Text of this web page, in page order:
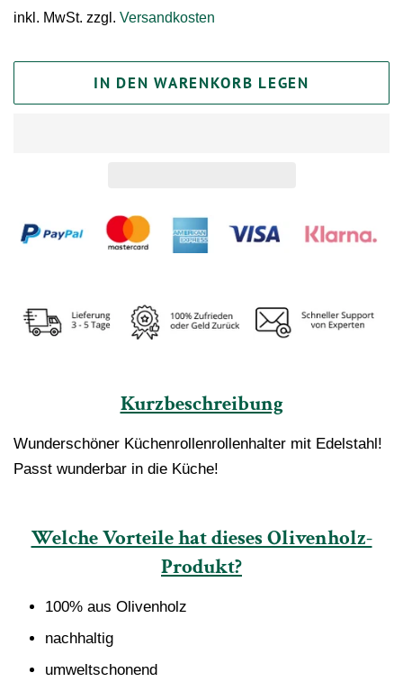
inkl. MwSt. zzgl. Versandkosten
IN DEN WARENKORB LEGEN
Kurzbeschreibung
Wunderschöner Küchenrollenrollenhalter mit Edelstahl!
Passt wunderbar in die Küche!
Welche Vorteile hat dieses Olivenholz-
Produkt?
100% aus Olivenholz
nachhaltig
umweltschonend